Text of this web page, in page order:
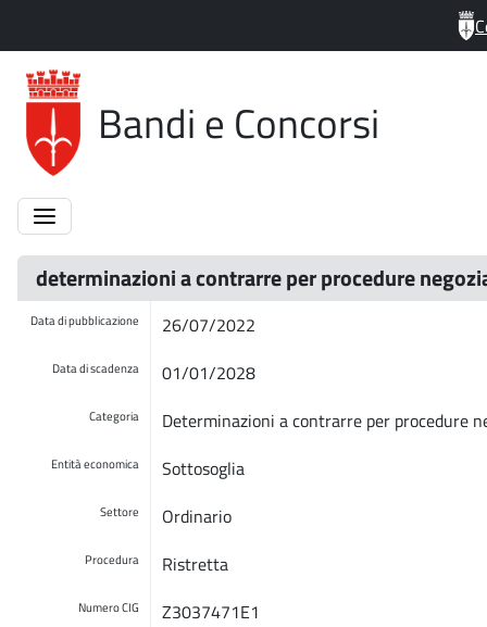
Bandi e Concorsi
determinazioni a contrarre per procedure
Data di pubblicazione 26/07/2022
Data di scadenza 01/01/2028
Categoria Determinazioni a contrarre per procedure
Entità economica Sottosoglia
Settore Ordinario
Procedura Ristretta
Numero CIG Z3037471E1